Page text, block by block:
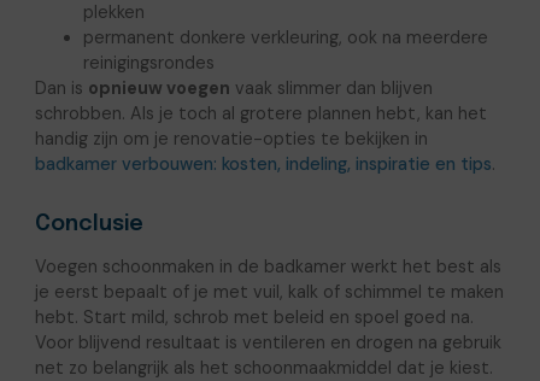
plekken
permanent donkere verkleuring, ook na meerdere
reinigingsrondes
Dan is opnieuw voegen vaak slimmer dan blijven
schrobben. Als je toch al grotere plannen hebt, kan het
handig zijn om je renovatie-opties te bekijken in
badkamer verbouwen: kosten, indeling, inspiratie en tips.
Conclusie
Voegen schoonmaken in de badkamer werkt het best als
je eerst bepaalt of je met vuil, kalk of schimmel te maken
hebt. Start mild, schrob met beleid en spoel goed na.
Voor blijvend resultaat is ventileren en drogen na gebruik
net zo belangrijk als het schoonmaakmiddel dat je kiest.